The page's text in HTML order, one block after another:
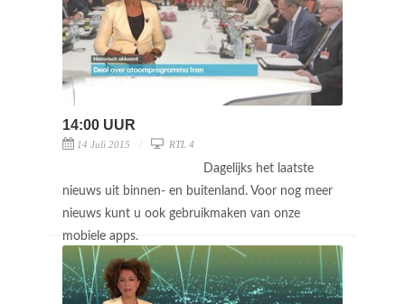
14:00 UUR
14 Juli 2015 RTL 4
Dagelijks het laatste
nieuws uit binnen- en buitenland. Voor nog meer
nieuws kunt u ook gebruikmaken van onze
mobiele apps.